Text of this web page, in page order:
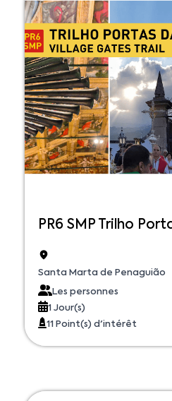
PR6 SMP Trilho
Santa Marta de Penaguião
Les personnes
1 Jour(s)
11 Point(s) d'intérêt